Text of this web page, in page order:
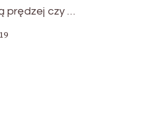
prędzej czy …